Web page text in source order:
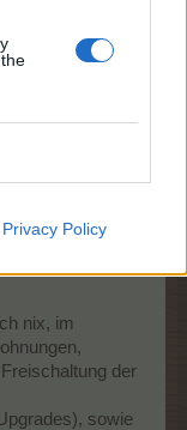
Privacy Policy
jetzt bescheid,
abend und
nix, im
der
sowie